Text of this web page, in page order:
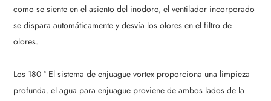
como se siente en el asiento del inodoro, el ventilador incorporado
se dispara automáticamente y desvía los olores en el filtro de
olores.
Los 180 ° El sistema de enjuague vortex proporciona una limpieza
profunda. el agua para enjuague proviene de ambos lados de la